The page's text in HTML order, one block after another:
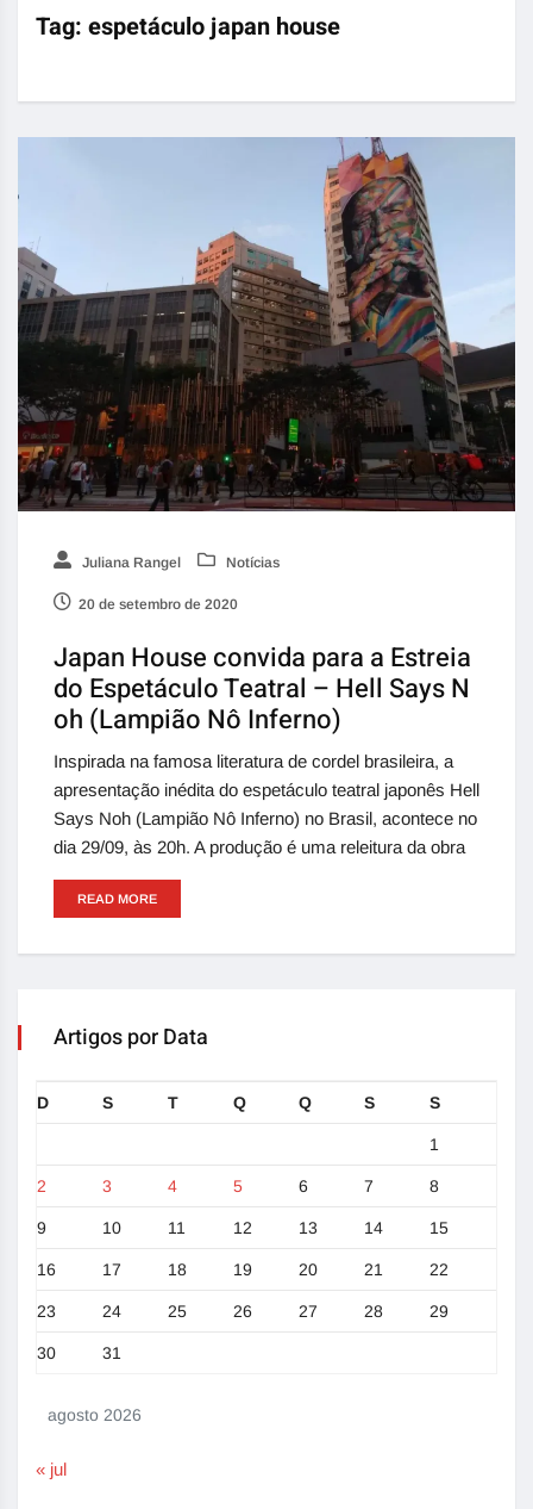
Tag: espetáculo japan house
Juliana Rangel Notícias
20 de setembro de 2020
Japan House convida para a Estreia
do Espetáculo Teatral – Hell Says N
oh (Lampião Nô Inferno)
Inspirada na famosa literatura de cordel brasileira, a
apresentação inédita do espetáculo teatral japonês Hell
Says Noh (Lampião Nô Inferno) no Brasil, acontece no
dia 29/09, às 20h. A produção é uma releitura da obra
READ MORE
Artigos por Data
agosto 2026
D S T Q Q S S
1
2 3 4 5 6 7 8
9 10 11 12 13 14 15
16 17 18 19 20 21 22
23 24 25 26 27 28 29
30 31
« jul